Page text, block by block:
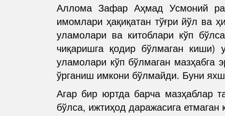
Аллома Зафар Аҳмад Усмоний
имомлари ҳақиқатан тўғри йўл ва
уламолари ва китоблари кўп
чиқаришга қодир бўлмаган
уламолари кўп бўлмаган мазҳабга
ўрганиш имкони бўлмайди. Буни
Агар бир юртда барча мазҳаблар
бўлса, ижтиҳод даражасига